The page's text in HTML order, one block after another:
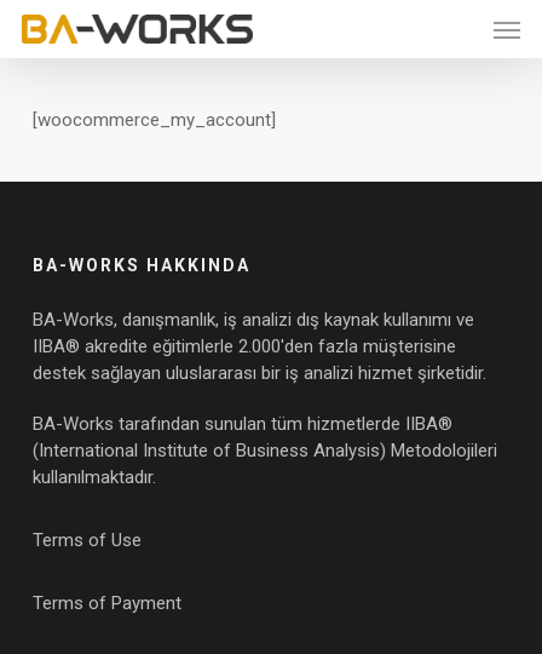
Skip
main
[woocommerce_my_account]
BA-WORKS HAKKINDA
BA-Works, danışmanlık, iş analizi dış kaynak kullanımı ve
IIBA® akredite eğitimlerle 2.000'den fazla müşterisine
destek sağlayan uluslararası bir iş analizi hizmet şirketidir.
BA-Works tarafından sunulan tüm hizmetlerde IIBA®
(International Institute of Business Analysis) Metodolojileri
kullanılmaktadır.
Terms of Use
Terms of Payment